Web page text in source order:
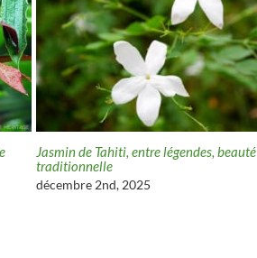
Queue de chat ou Acalypha, le jouet écolo des
enfants tahitiens
décembre 24th, 2025